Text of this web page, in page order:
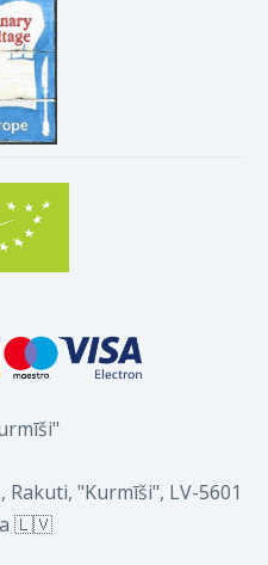
Rakuti, "Kurmīši", LV-5601
🇱🇻